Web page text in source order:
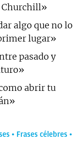
Churchill»
algo que no lo
lugar»
pasado y
abrir tu
Frases célebres